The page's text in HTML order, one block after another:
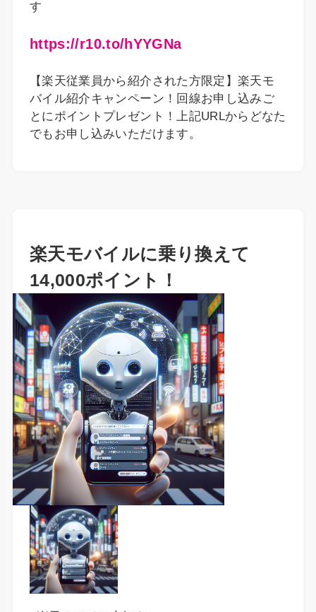
す
https://r10.to/hYYGNa
【楽天従業員から紹介された方限定】楽天モ
バイル紹介キャンペーン！回線お申し込みご
とにポイントプレゼント！上記URLからどなた
でもお申し込みいただけます。
楽天モバイルに乗り換えて
14,000ポイント！